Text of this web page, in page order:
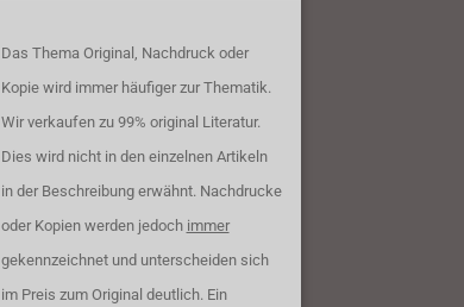
Das Thema Original, Nachdruck oder
Kopie wird immer häufiger zur Thematik.
Wir verkaufen zu 99% original Literatur.
Dies wird nicht in den einzelnen Artikeln
in der Beschreibung erwähnt. Nachdrucke
oder Kopien werden jedoch immer
gekennzeichnet und unterscheiden sich
im Preis zum Original deutlich. Ein